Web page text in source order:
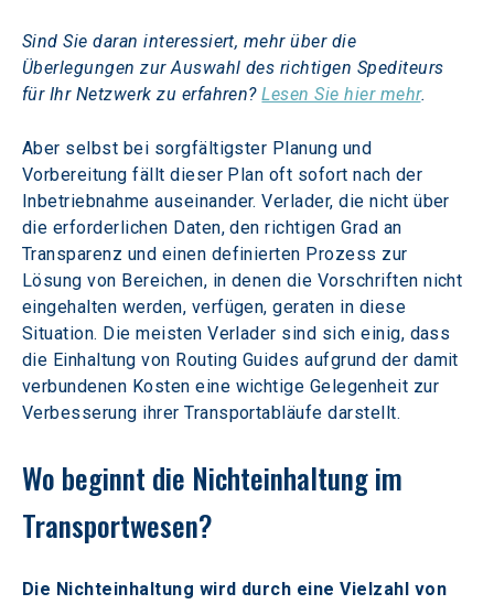
Sind Sie daran interessiert, mehr über die
Überlegungen zur Auswahl des richtigen Spediteurs
für Ihr Netzwerk zu erfahren? Lesen Sie hier mehr.
Aber selbst bei sorgfältigster Planung und
Vorbereitung fällt dieser Plan oft sofort nach der
Inbetriebnahme auseinander. Verlader, die nicht über
die erforderlichen Daten, den richtigen Grad an
Transparenz und einen definierten Prozess zur
Lösung von Bereichen, in denen die Vorschriften nicht
eingehalten werden, verfügen, geraten in diese
Situation. Die meisten Verlader sind sich einig, dass
die Einhaltung von Routing Guides aufgrund der damit
verbundenen Kosten eine wichtige Gelegenheit zur
Verbesserung ihrer Transportabläufe darstellt.
Wo beginnt die Nichteinhaltung im
Transportwesen?
Die Nichteinhaltung wird durch eine Vielzahl von